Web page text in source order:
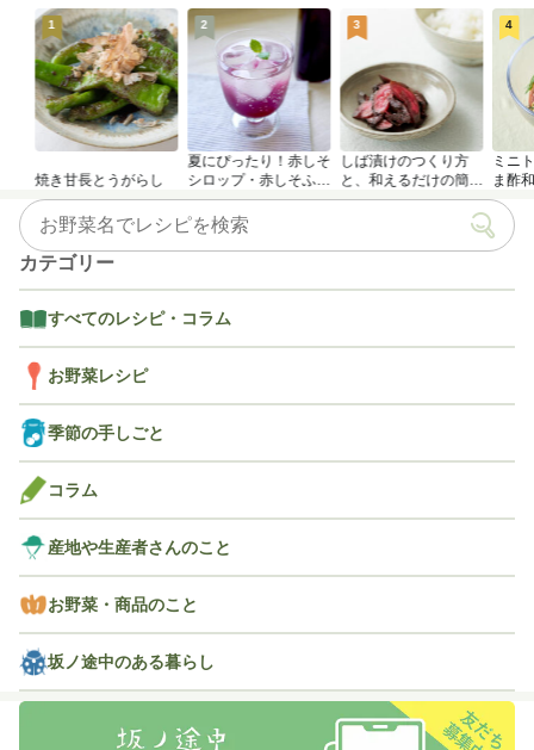
1
焼き甘長とうがらし
2
夏にぴったり！赤しそ
シロップ・赤しそふり
かけのつくり方
3
しば漬けのつくり方
と、和えるだけの簡単
アレンジレシピ
4
ミニ
ま酢
カテゴリー
すべてのレシピ・コラム
お野菜レシピ
季節の手しごと
コラム
産地や生産者さんのこと
お野菜・商品のこと
坂ノ途中のある暮らし